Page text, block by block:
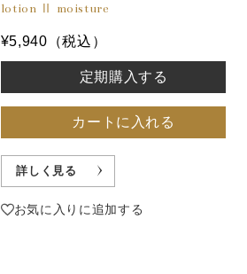
lotion Ⅱ moisture
¥5,940（税込）
定期購入する
カートに入れる
詳しく見る
お気に入りに追加する